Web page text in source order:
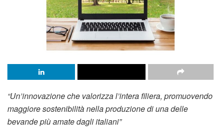
“Un’innovazione che valorizza l’intera filiera, promuovendo
maggiore sostenibilità nella produzione di una delle
bevande più amate dagli italiani”